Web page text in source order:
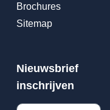
Brochures
Sitemap
Nieuwsbrief
inschrijven